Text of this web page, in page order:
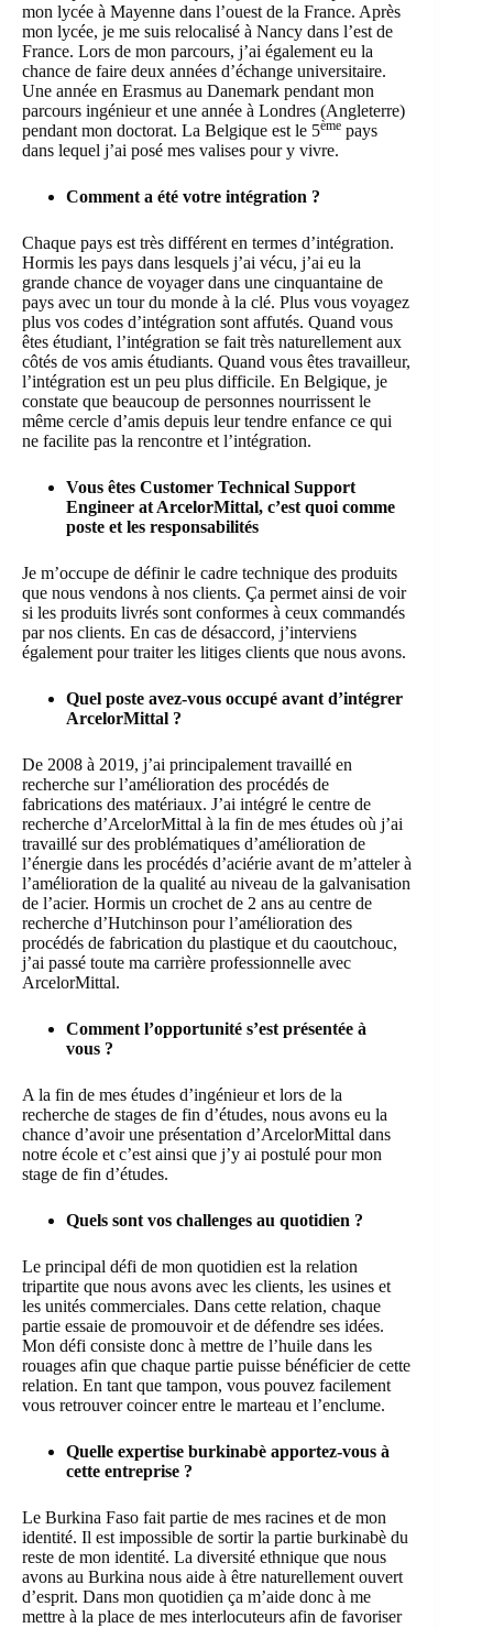
mon lycée à Mayenne dans l’ouest de la France. Après
mon lycée, je me suis relocalisé à Nancy dans l’est de
France. Lors de mon parcours, j’ai également eu la
chance de faire deux années d’échange universitaire.
Une année en Erasmus au Danemark pendant mon
parcours ingénieur et une année à Londres (Angleterre)
pendant mon doctorat. La Belgique est le 5ème pays
dans lequel j’ai posé mes valises pour y vivre.
Comment a été votre intégration ?
Chaque pays est très différent en termes d’intégration.
Hormis les pays dans lesquels j’ai vécu, j’ai eu la
grande chance de voyager dans une cinquantaine de
pays avec un tour du monde à la clé. Plus vous voyagez
plus vos codes d’intégration sont affutés. Quand vous
êtes étudiant, l’intégration se fait très naturellement aux
côtés de vos amis étudiants. Quand vous êtes travailleur,
l’intégration est un peu plus difficile. En Belgique, je
constate que beaucoup de personnes nourrissent le
même cercle d’amis depuis leur tendre enfance ce qui
ne facilite pas la rencontre et l’intégration.
Vous êtes Customer Technical Support
Engineer at ArcelorMittal, c’est quoi comme
poste et les responsabilités
Je m’occupe de définir le cadre technique des produits
que nous vendons à nos clients. Ça permet ainsi de voir
si les produits livrés sont conformes à ceux commandés
par nos clients. En cas de désaccord, j’interviens
également pour traiter les litiges clients que nous avons.
Quel poste avez-vous occupé avant d’intégrer
ArcelorMittal ?
De 2008 à 2019, j’ai principalement travaillé en
recherche sur l’amélioration des procédés de
fabrications des matériaux. J’ai intégré le centre de
recherche d’ArcelorMittal à la fin de mes études où j’ai
travaillé sur des problématiques d’amélioration de
l’énergie dans les procédés d’aciérie avant de m’atteler à
l’amélioration de la qualité au niveau de la galvanisation
de l’acier. Hormis un crochet de 2 ans au centre de
recherche d’Hutchinson pour l’amélioration des
procédés de fabrication du plastique et du caoutchouc,
j’ai passé toute ma carrière professionnelle avec
ArcelorMittal.
Comment l’opportunité s’est présentée à
vous ?
A la fin de mes études d’ingénieur et lors de la
recherche de stages de fin d’études, nous avons eu la
chance d’avoir une présentation d’ArcelorMittal dans
notre école et c’est ainsi que j’y ai postulé pour mon
stage de fin d’études.
Quels sont vos challenges au quotidien ?
Le principal défi de mon quotidien est la relation
tripartite que nous avons avec les clients, les usines et
les unités commerciales. Dans cette relation, chaque
partie essaie de promouvoir et de défendre ses idées.
Mon défi consiste donc à mettre de l’huile dans les
rouages afin que chaque partie puisse bénéficier de cette
relation. En tant que tampon, vous pouvez facilement
vous retrouver coincer entre le marteau et l’enclume.
Quelle expertise burkinabè apportez-vous à
cette entreprise ?
Le Burkina Faso fait partie de mes racines et de mon
identité. Il est impossible de sortir la partie burkinabè du
reste de mon identité. La diversité ethnique que nous
avons au Burkina nous aide à être naturellement ouvert
d’esprit. Dans mon quotidien ça m’aide donc à me
mettre à la place de mes interlocuteurs afin de favoriser